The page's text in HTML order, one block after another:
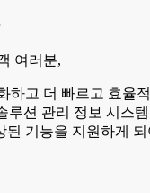
여러분,
하고 더 빠르고 효율
루션 관리 정보 시스
된 기능을 지원하게